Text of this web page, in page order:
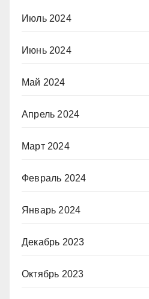
Июль 2024
Июнь 2024
Май 2024
Апрель 2024
Март 2024
Февраль 2024
Январь 2024
Декабрь 2023
Октябрь 2023